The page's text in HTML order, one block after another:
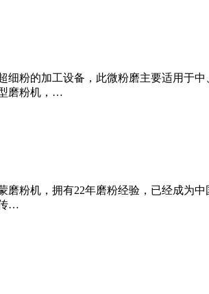
细粉的加工设备，此微粉磨主要适用于
磨粉机，…
磨粉机，拥有22年磨粉经验，已经成为
…